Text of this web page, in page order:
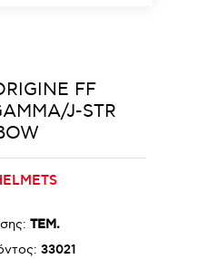
FF
J-STR
ΤΕΜ.
33021